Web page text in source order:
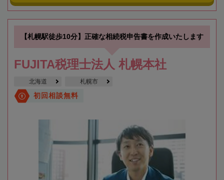
【札幌駅徒歩10分】正確な相続税申告書を作成いたします
FUJITA税理士法人 札幌本社
北海道 札幌市
初回相談無料